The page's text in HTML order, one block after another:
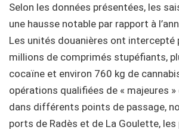
Selon les données présentées, les
une hausse notable par rapport à
Les unités douanières ont intercepté
millions de comprimés stupéfiants,
cocaïne et environ 760 kg de
opérations qualifiées de « majeures
dans différents points de passage,
ports de Radès et de La Goulette,